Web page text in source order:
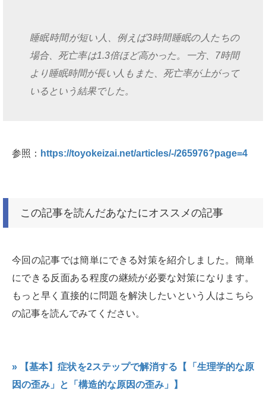
睡眠時間が短い人、例えば3時間睡眠の人たちの
場合、死亡率は1.3倍ほど高かった。一方、7時間
より睡眠時間が長い人もまた、死亡率が上がって
いるという結果でした。
参照： https://toyokeizai.net/articles/-/265976?page=4
この記事を読んだあなたにオススメの記事
今回の記事では簡単にできる対策を紹介しました。簡単
にできる反面ある程度の継続が必要な対策になります。
もっと早く直接的に問題を解決したいという人はこちら
の記事を読んでみてください。
» 【基本】症状を2ステップで解消する【「生理学的な原
因の歪み」と「構造的な原因の歪み」】